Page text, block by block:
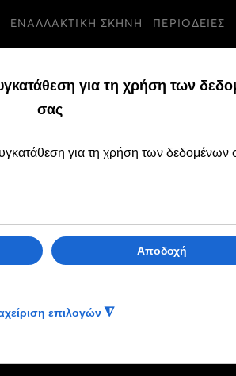
ΕΝΑΛΛΑΚΤΙΚΗ ΣΚΗΝΗ ΠΕΡΙΟΔΕΙΕΣ